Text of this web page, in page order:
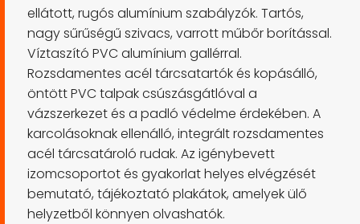
ellátott, rugós alumínium szabályzók. Tartós,
nagy sűrűségű szivacs, varrott műbőr borítással.
Víztaszító PVC alumínium gallérral.
Rozsdamentes acél tárcsatartók és kopásálló,
öntött PVC talpak csúszásgátlóval a
vázszerkezet és a padló védelme érdekében. A
karcolásoknak ellenálló, integrált rozsdamentes
acél tárcsatároló rudak. Az igénybevett
izomcsoportot és gyakorlat helyes elvégzését
bemutató, tájékoztató plakátok, amelyek ülő
helyzetből könnyen olvashatók.